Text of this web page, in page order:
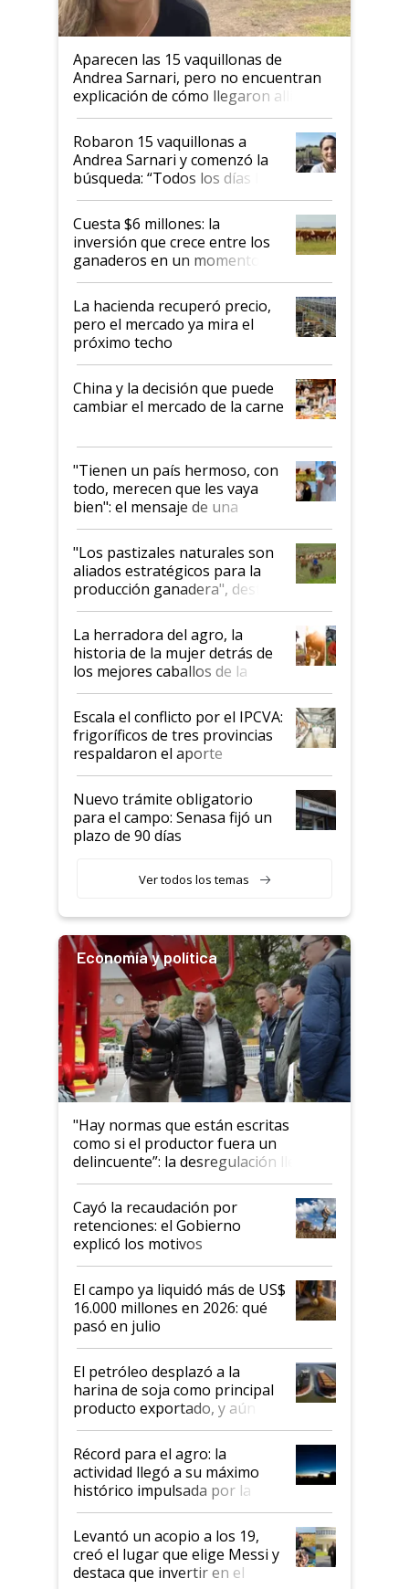
Aparecen las 15 vaquillonas de
Andrea Sarnari, pero no encuentran
explicación de cómo llegaron allí
Robaron 15 vaquillonas a
Andrea Sarnari y comenzó la
búsqueda: “Todos los días le
toca a algún productor”
Cuesta $6 millones: la
inversión que crece entre los
ganaderos en un momento
histórico para la actividad
La hacienda recuperó precio,
pero el mercado ya mira el
próximo techo
China y la decisión que puede
cambiar el mercado de la carne
"Tienen un país hermoso, con
todo, merecen que les vaya
bien": el mensaje de una
ganadera uruguaya sobre las
oportunidades que se abren
para el agro en Argentina, con
foco en la carne
"Los pastizales naturales son
aliados estratégicos para la
producción ganadera", destaca
la iniciativa que ya reúne a 46
establecimientos en Argentina
La herradora del agro, la
historia de la mujer detrás de
los mejores caballos de la
Argentina y los mitos que
todavía hacen sufrir a estos
animales: "Mientras me
descalificaban, yo seguí
haciendo currículum"
Escala el conflicto por el IPCVA:
frigoríficos de tres provincias
respaldaron el aporte
obligatorio
Nuevo trámite obligatorio
para el campo: Senasa fijó un
plazo de 90 días
Ver todos los temas
Economía y política
"Hay normas que están escritas
como si el productor fuera un
delincuente”: la desregulación llegó
al Congreso Aapresid y hasta se
habló del financiamiento al IPCVA
Cayó la recaudación por
retenciones: el Gobierno
explicó los motivos
El campo ya liquidó más de US$
16.000 millones en 2026: qué
pasó en julio
El petróleo desplazó a la
harina de soja como principal
producto exportado, y aún así
el agro aportó casi seis de cada
diez dólares y sostuvo el
liderazgo en un semestre
récord
Récord para el agro: la
actividad llegó a su máximo
histórico impulsada por la
cosecha y las exportaciones
Levantó un acopio a los 19,
creó el lugar que elige Messi y
destaca que invertir en el